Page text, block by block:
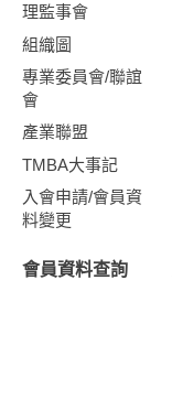
理監事會
組織圖
專業委員會/聯誼
會
產業聯盟
TMBA大事記
入會申請/會員資
料變更
會員資料查詢